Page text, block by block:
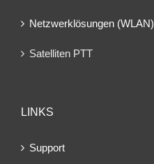
Netzwerklösungen (WLAN)
Satelliten PTT
LINKS
Support